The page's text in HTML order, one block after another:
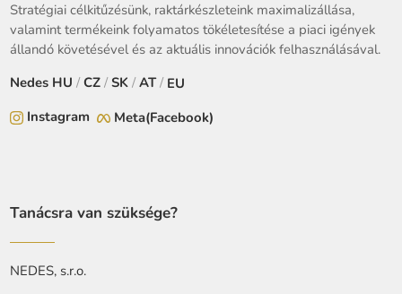
Stratégiai célkitűzésünk, raktárkészleteink maximalizállása,
valamint termékeink folyamatos tökéletesítése a piaci igények
állandó követésével és az aktuális innovációk felhasználásával.
Nedes HU /CZ /SK / AT/ EU
Instagram
Meta(Facebook)
Tanácsra van szüksége?
NEDES, s.r.o.